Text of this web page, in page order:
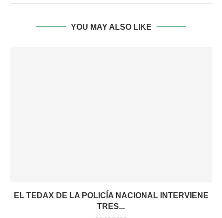
YOU MAY ALSO LIKE
EL TEDAX DE LA POLICÍA NACIONAL INTERVIENE
TRES...